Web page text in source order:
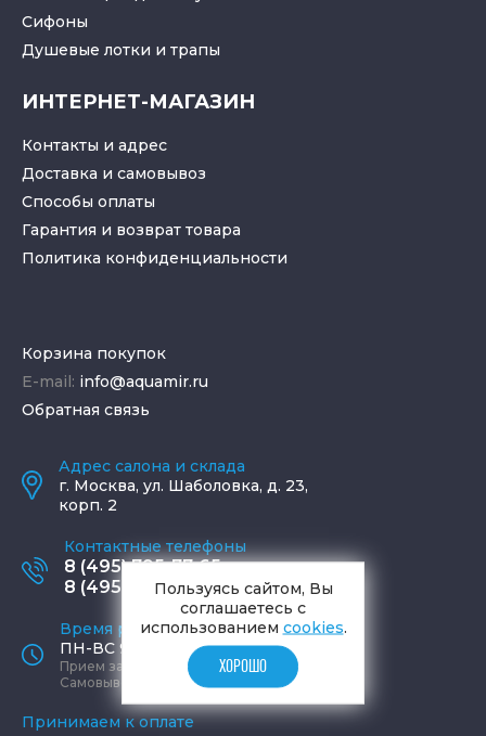
Cифоны
Душевые лотки и трапы
ИНТЕРНЕТ-МАГАЗИН
Контакты и адрес
Доставка и самовывоз
Способы оплаты
Гарантия и возврат товара
Политика конфиденциальности
Корзина покупок
E-mail: info@aquamir.ru
Обратная связь
Адрес салона и склада
г. Москва, ул. Шаболовка, д. 23,
корп. 2
Контактные телефоны
8 (495) 795-77-65
8 (495) 797-11-67
Время работы офиса
ПН-ВС 9:00 - 19:00
Прием заказов круглосуточно
Самовывоз ПН-СБ 9-19, ВС 12-17
Принимаем к оплате
Пользуясь сайтом, Вы
соглашаетесь с
использованием cookies.
ХОРОШО